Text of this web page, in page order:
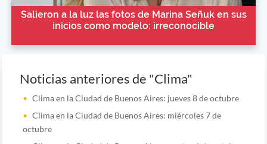
Salieron a la luz las fotos de Marina Señuk en sus
inicios como modelo: irreconocible
Noticias anteriores de "Clima"
Clima en la Ciudad de Buenos Aires: jueves 8 de octubre
Clima en la Ciudad de Buenos Aires: miércoles 7 de
octubre